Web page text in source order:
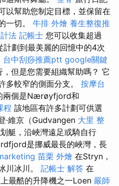
以幫助您制定目標，並保留在
一切。 牛排 外燴 養生整復推
法 記帳士 您可以收集超過
劃到最美麗的回憶中的4次
台中刮痧推薦ptt google關鍵
但是您需要組織幫助嗎？ 它
多較窄的側面分支。 按摩台
兩個是Nærøyfjord和
程 該地區有許多計劃可供選
·維京（Gudvangen 大里 整
艇，沿峽灣遠足或騎自行
是挪威最長的峽灣，長
苗栗 外燴 在Stryn，
川冰川。 記帳士 解答 在
最酷的升降機之一Loen 嚴師